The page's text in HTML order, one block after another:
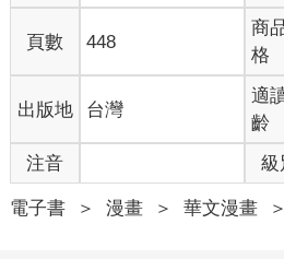
頁數 448
商
格
出版地 台灣
適
齡
注音 級
電子書 ＞ 漫畫 ＞ 華文漫畫 ＞